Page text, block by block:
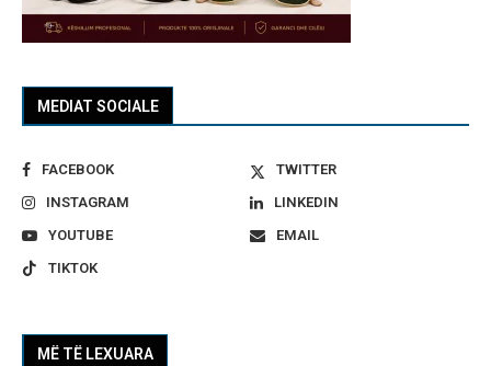
MEDIAT SOCIALE
FACEBOOK
TWITTER
INSTAGRAM
LINKEDIN
YOUTUBE
EMAIL
TIKTOK
MË TË LEXUARA